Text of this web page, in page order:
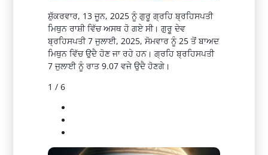
ਸ਼ੁੱਕਰਵਾਰ, 13 ਜੂਨ, 2025 ਨੂੰ ਗੁਰੂ ਗ੍ਰਹਿ ਬ੍ਰਹਿਸਪਤੀ
ਮਿਥੁਨ ਰਾਸ਼ੀ ਵਿੱਚ ਅਸਥ ਹੋ ਗਏ ਸੀ। ਗੁਰੂ ਦੇਵ
ਬ੍ਰਹਿਸਪਤੀ 7 ਜੁਲਾਈ, 2025, ਸੋਮਵਾਰ ਨੂੰ 25 ਤੋਂ ਬਾਅਦ
ਮਿਥੁਨ ਵਿੱਚ ਉਦੈ ਹੋਣ ਜਾ ਰਹੇ ਹਨ। ਗ੍ਰਹਿ ਬ੍ਰਹਿਸਪਤੀ
7 ਜੁਲਾਈ ਨੂੰ ਰਾਤ 9.07 ਵਜੇ ਉਦੈ ਹੋਣਗੇ।
1 / 6